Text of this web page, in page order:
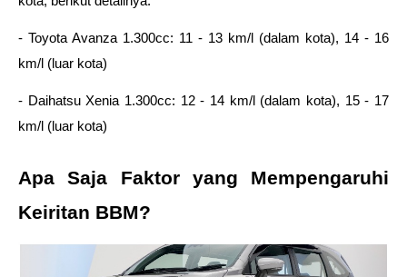
- Toyota Avanza 1.300cc: 11 - 13 km/l (dalam kota), 14 - 16
km/l (luar kota)
- Daihatsu Xenia 1.300cc: 12 - 14 km/l (dalam kota), 15 - 17
km/l (luar kota)
Apa Saja Faktor yang Mempengaruhi
Keiritan BBM?